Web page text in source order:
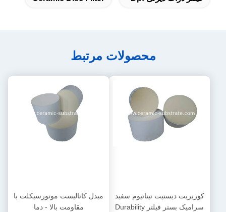
محصولات مرتبط
کوریریت دیستیت تیتانیوم سفید
سرامیک بستر فیلتر Durability
مبدل کاتالیست موتورسیکلت با
مقاومت بالا - دما